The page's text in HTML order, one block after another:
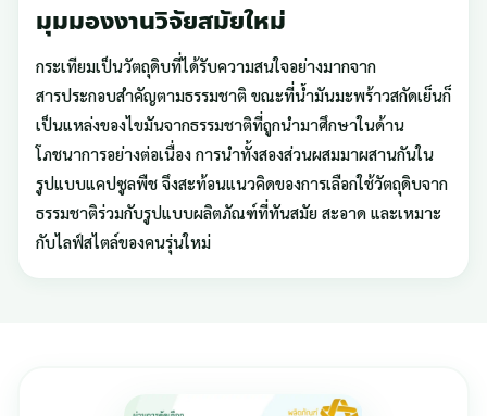
มุมมองงานวิจัยสมัยใหม่
กระเทียมเป็นวัตถุดิบที่ได้รับความสนใจอย่างมากจาก
สารประกอบสำคัญตามธรรมชาติ ขณะที่น้ำมันมะพร้าวสกัดเย็นก็
เป็นแหล่งของไขมันจากธรรมชาติที่ถูกนำมาศึกษาในด้าน
โภชนาการอย่างต่อเนื่อง การนำทั้งสองส่วนผสมมาผสานกันใน
รูปแบบแคปซูลพืช จึงสะท้อนแนวคิดของการเลือกใช้วัตถุดิบจาก
ธรรมชาติร่วมกับรูปแบบผลิตภัณฑ์ที่ทันสมัย สะอาด และเหมาะ
กับไลฟ์สไตล์ของคนรุ่นใหม่